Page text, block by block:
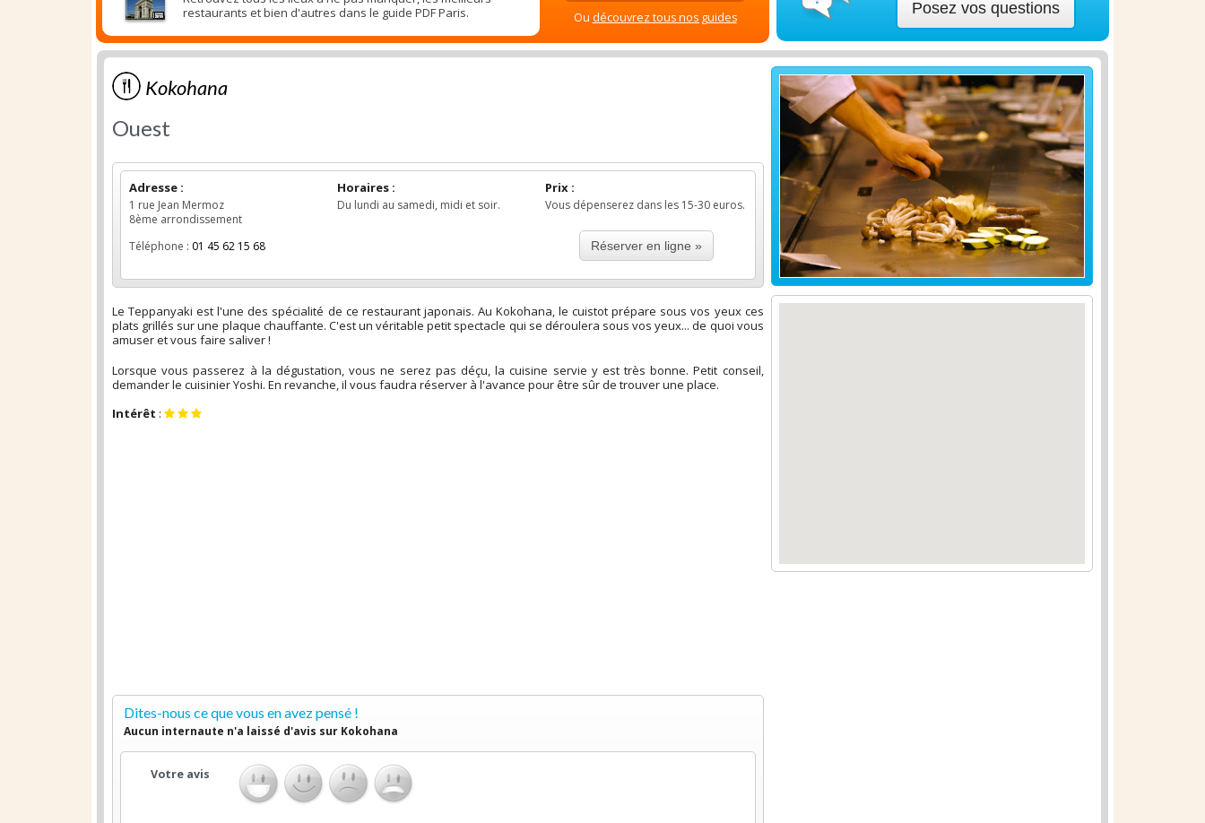
restaurants et bien d'autres dans le guide PDF Paris.
Ou découvrez tous nos guides
Posez vos questions
Kokohana
Ouest
Adresse :
1 rue Jean Mermoz
8ème arrondissement
Téléphone : 01 45 62 15 68
Horaires :
Du lundi au samedi, midi et soir.
Prix :
Vous dépenserez dans les 15-30 euros.
Réserver en ligne »
Le Teppanyaki est l'une des spécialité de ce restaurant japonais. Au Kokohana, le cuistot prépare sous vos yeux ces
plats grillés sur une plaque chauffante. C'est un véritable petit spectacle qui se déroulera sous vos yeux... de quoi vous
amuser et vous faire saliver !
Lorsque vous passerez à la dégustation, vous ne serez pas déçu, la cuisine servie y est très bonne. Petit conseil,
demander le cuisinier Yoshi. En revanche, il vous faudra réserver à l'avance pour être sûr de trouver une place.
Intérêt :
Dites-nous ce que vous en avez pensé !
Aucun internaute n'a laissé d'avis sur Kokohana
Votre avis